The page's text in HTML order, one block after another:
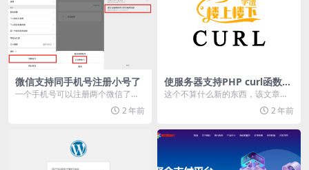
微信支持同手机号注册小号了
一个手机号可以注册两个微信了，
方便将工作号和生活号分开！ 操作
2 年前
使服务器支持PHP curl函数：
开启CURL扩展的方法
这个不算什么新的东西，该文章主
要是对一些刚接触PHP的朋友和新
2 年前